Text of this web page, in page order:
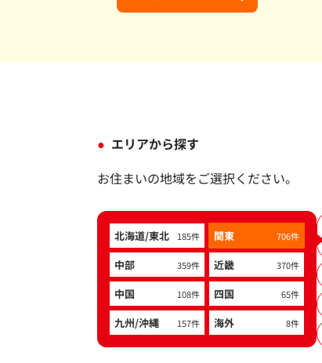
エリアから探す
お住まいの地域をご選択ください。
北海道/東北 185件 関東 706件
中部 359件 近畿 370件
中国 108件 四国 65件
九州/沖縄 157件 海外 8件